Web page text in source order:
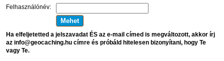
Felhasználónév:
Ha elfeljetetted a jelszavadat ÉS az e-mail címed is megváltozott, akkor írj
az info@geocaching.hu címre és próbáld hitelesen bizonyítani, hogy Te
vagy Te.